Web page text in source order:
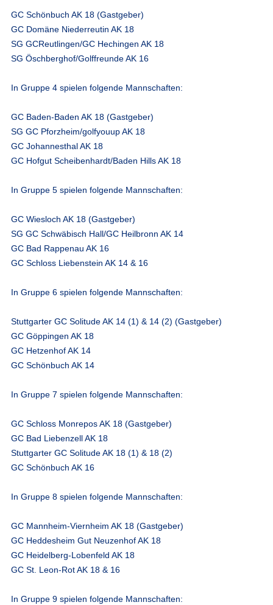
GC Schönbuch AK 18 (Gastgeber)
GC Domäne Niederreutin AK 18
SG GCReutlingen/GC Hechingen AK 18
SG Öschberghof/Golffreunde AK 16
In Gruppe 4 spielen folgende Mannschaften:
GC Baden-Baden AK 18 (Gastgeber)
SG GC Pforzheim/golfyouup AK 18
GC Johannesthal AK 18
GC Hofgut Scheibenhardt/Baden Hills AK 18
In Gruppe 5 spielen folgende Mannschaften:
GC Wiesloch AK 18 (Gastgeber)
SG GC Schwäbisch Hall/GC Heilbronn AK 14
GC Bad Rappenau AK 16
GC Schloss Liebenstein AK 14 & 16
In Gruppe 6 spielen folgende Mannschaften:
Stuttgarter GC Solitude AK 14 (1) & 14 (2) (Gastgeber)
GC Göppingen AK 18
GC Hetzenhof AK 14
GC Schönbuch AK 14
In Gruppe 7 spielen folgende Mannschaften:
GC Schloss Monrepos AK 18 (Gastgeber)
GC Bad Liebenzell AK 18
Stuttgarter GC Solitude AK 18 (1) & 18 (2)
GC Schönbuch AK 16
In Gruppe 8 spielen folgende Mannschaften:
GC Mannheim-Viernheim AK 18 (Gastgeber)
GC Heddesheim Gut Neuzenhof AK 18
GC Heidelberg-Lobenfeld AK 18
GC St. Leon-Rot AK 18 & 16
In Gruppe 9 spielen folgende Mannschaften: